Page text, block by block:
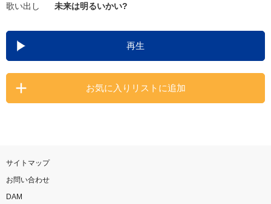
DAMの新曲・ランキングなど
カラオケ最新情報をチェック！
歌い出し
未来は明るいかい?
再生
お気に入りリストに追加
サイトマップ
お問い合わせ
DAM